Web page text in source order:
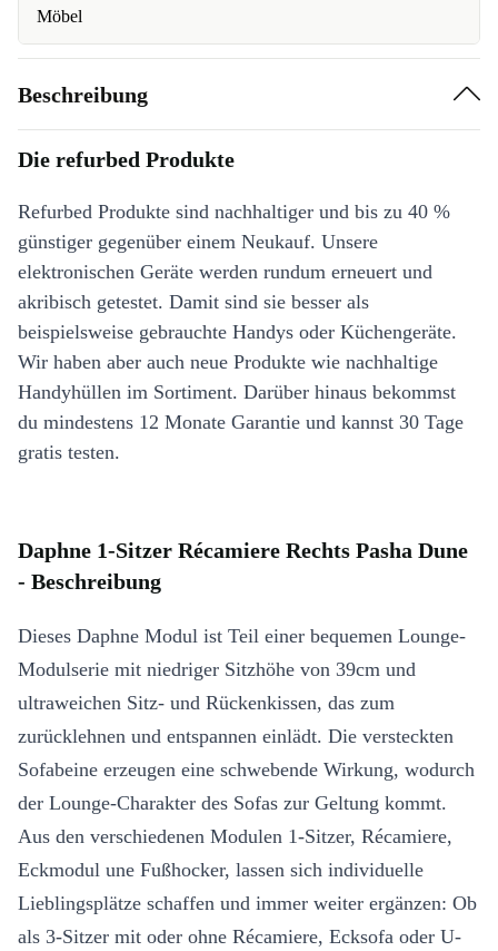
Möbel
Beschreibung
Die refurbed Produkte
Refurbed Produkte sind nachhaltiger und bis zu 40 %
günstiger gegenüber einem Neukauf. Unsere
elektronischen Geräte werden rundum erneuert und
akribisch getestet. Damit sind sie besser als
beispielsweise gebrauchte Handys oder Küchengeräte.
Wir haben aber auch neue Produkte wie nachhaltige
Handyhüllen im Sortiment. Darüber hinaus bekommst
du mindestens 12 Monate Garantie und kannst 30 Tage
gratis testen.
Daphne 1-Sitzer Récamiere Rechts Pasha Dune
- Beschreibung
Dieses Daphne Modul ist Teil einer bequemen Lounge-
Modulserie mit niedriger Sitzhöhe von 39cm und
ultraweichen Sitz- und Rückenkissen, das zum
zurücklehnen und entspannen einlädt. Die versteckten
Sofabeine erzeugen eine schwebende Wirkung, wodurch
der Lounge-Charakter des Sofas zur Geltung kommt.
Aus den verschiedenen Modulen 1-Sitzer, Récamiere,
Eckmodul une Fußhocker, lassen sich individuelle
Lieblingsplätze schaffen und immer weiter ergänzen: Ob
als 3-Sitzer mit oder ohne Récamiere, Ecksofa oder U-